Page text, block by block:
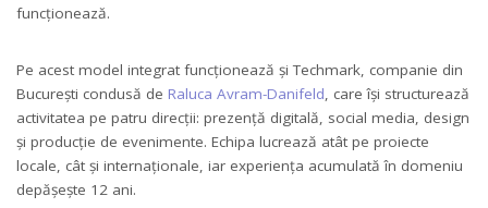
funcționează.
Pe acest model integrat funcționează și Techmark, companie din
București condusă de Raluca Avram-Danifeld , care își structurează
activitatea pe patru direcții: prezență digitală, social media, design
și producție de evenimente. Echipa lucrează atât pe proiecte
locale, cât și internaționale, iar experiența acumulată în domeniu
depășește 12 ani.